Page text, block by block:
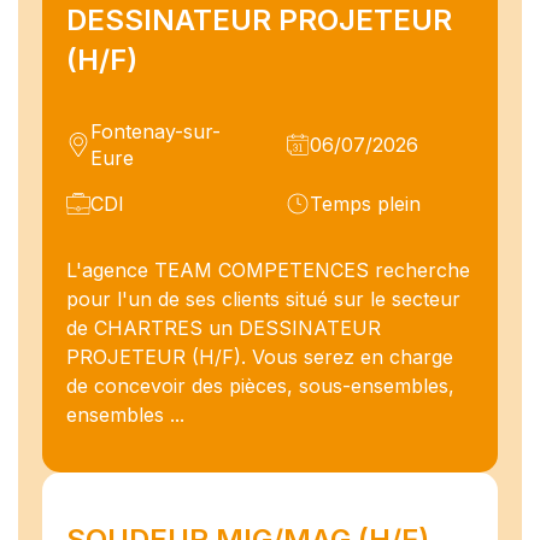
DESSINATEUR PROJETEUR
(H/F)
Fontenay-sur-
Eure
06/07/2026
CDI Temps plein
L'agence TEAM COMPETENCES recherche
pour l'un de ses clients situé sur le secteur
de CHARTRES un DESSINATEUR
PROJETEUR (H/F). Vous serez en charge
de concevoir des pièces, sous-ensembles,
ensembles ...